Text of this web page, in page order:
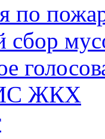
по
сбор
ЖКХ